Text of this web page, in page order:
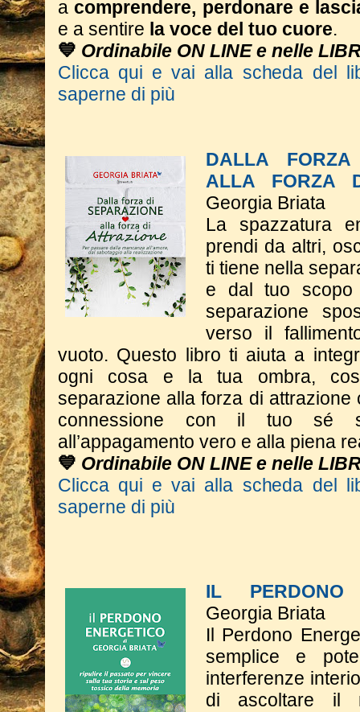
a comprendere, perdonare e
e a sentire la voce del tuo cuore.
💙 Ordinabile ON LINE e nelle
Clicca qui e vai alla scheda del
saperne di più
DALLA FORZA
ALLA FORZA
Georgia Briata
La spazzatura
prendi da altri,
ti tiene nella
e dal tuo
separazione
verso il
vuoto. Questo libro ti aiuta a
ogni cosa e la tua ombra,
separazione alla forza di attrazione
connessione con il tuo sé
all’appagamento vero e alla piena
💙 Ordinabile ON LINE e nelle
Clicca qui e vai alla scheda del
saperne di più
IL PERDONO
Georgia Briata
Il Perdono
semplice e
interferenze
di ascoltare il